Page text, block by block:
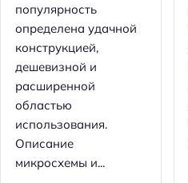
популярность
определена удачной
конструкцией,
дешевизной и
расширенной
областью
использования.
Описание
микросхемы и...